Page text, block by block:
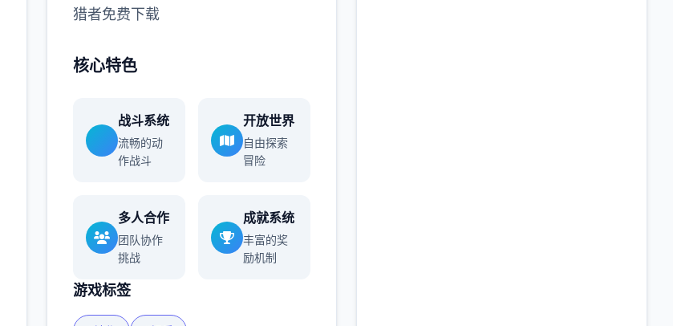
猎者免费下载
核心特色
战斗系统
流畅的动
作战斗
开放世界
自由探索
冒险
多人合作
团队协作
挑战
成就系统
丰富的奖
励机制
游戏标签